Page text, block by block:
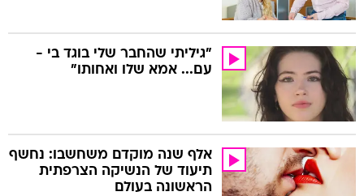
"גיליתי שהחבר שלי בוגד בי -
עם... אמא שלו ואחותו"
אלף שנה מוקדם משחשבו: נחשף
תיעוד של הנשיקה הצרפתית
הראשונה בעולם